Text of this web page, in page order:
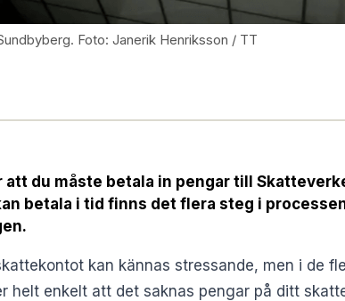
Foto: Janerik Henriksson / TT
du måste betala in pengar till
betala i tid finns det flera steg i
kan kännas stressande, men i de
helt enkelt att det saknas pengar på ditt